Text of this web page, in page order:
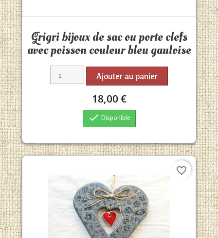
Grigri bijoux de sac ou porte clefs
avec poisson couleur bleu gauloise
Ajouter au panier
18,00 €
 Disponible
favorite_border